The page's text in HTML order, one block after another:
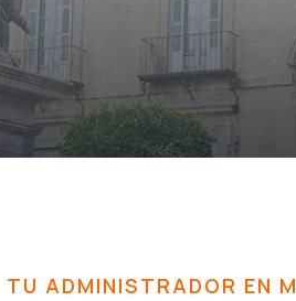
TU ADMINISTRADOR EN